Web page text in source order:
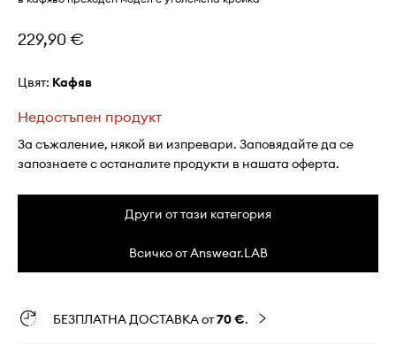
229,90 €
Цвят: кафяв
Недостъпен продукт
За съжаление, някой ви изпревари. Заповядайте да се
запознаете с останалите продукти в нашата оферта.
Други от тази категория
Всичко от Answear.LAB
БЕЗПЛАТНА ДОСТАВКА от70 €.